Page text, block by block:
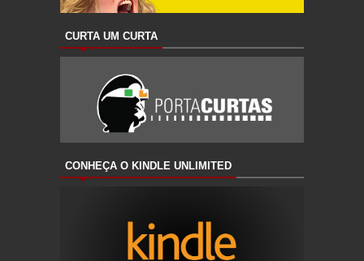
CURTA UM CURTA
CONHEÇA O KINDLE UNLIMITED